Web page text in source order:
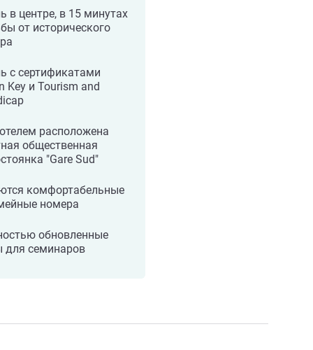
в центре, в 15 минутах
от исторического
с сертификатами
Key и Tourism and
расположена
общественная
"Gare Sud"
комфортабельные
номера
обновленные
для семинаров